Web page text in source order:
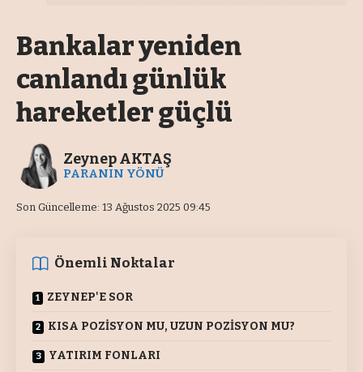
Bankalar yeniden
canlandı günlük
hareketler güçlü
Son Güncelleme: 13 Ağustos 2025 09:45
Zeynep AKTAŞ
PARANIN YÖNÜ
Önemli Noktalar
ZEYNEP'E SOR
KISA POZİSYON MU, UZUN POZİSYON MU?
YATIRIM FONLARI